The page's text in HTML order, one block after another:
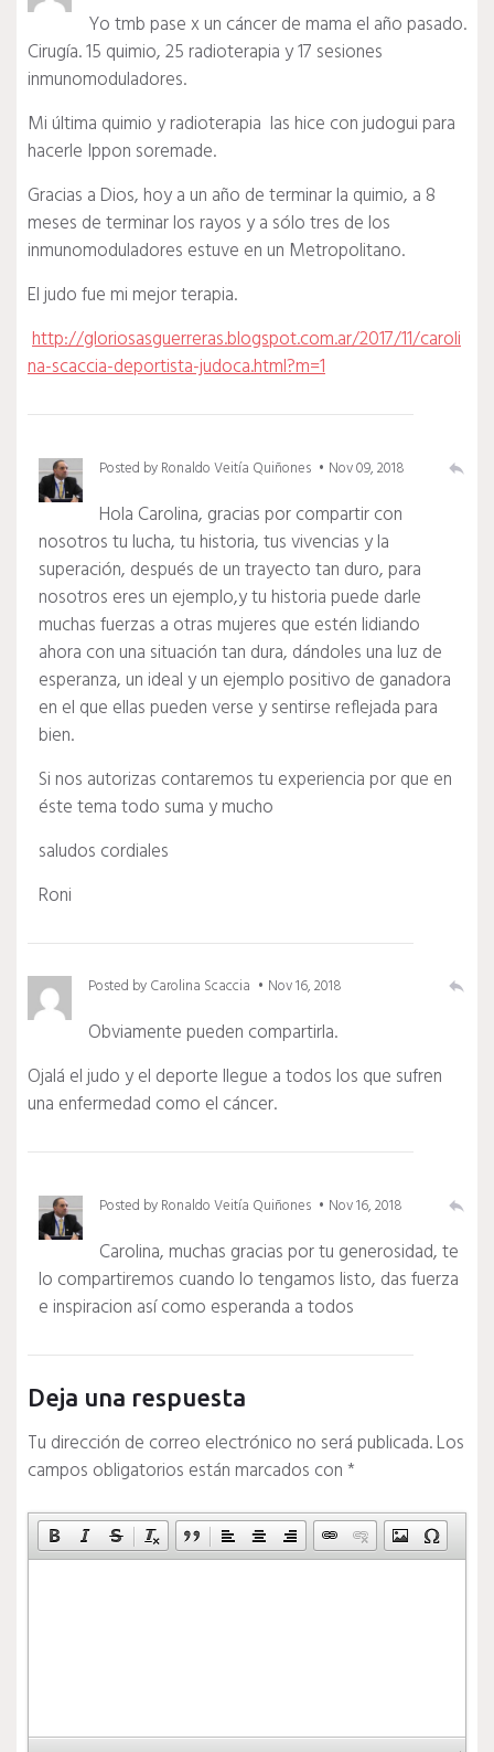
Yo tmb pase x un cáncer de mama el año pasado.
Cirugía. 15 quimio, 25 radioterapia y 17 sesiones
inmunomoduladores.
Mi última quimio y radioterapia las hice con judogui para
hacerle Ippon soremade.
Gracias a Dios, hoy a un año de terminar la quimio, a 8
meses de terminar los rayos y a sólo tres de los
inmunomoduladores estuve en un Metropolitano.
El judo fue mi mejor terapia.
http://gloriosasguerreras.blogspot.com.ar/2017/11/caroli
na-scaccia-deportista-judoca.html?m=1
Posted byRonaldo Veitía Quiñones Nov 09, 2018
Hola Carolina, gracias por compartir con
nosotros tu lucha, tu historia, tus vivencias y la
superación, después de un trayecto tan duro, para
nosotros eres un ejemplo,y tu historia puede darle
muchas fuerzas a otras mujeres que estén lidiando
ahora con una situación tan dura, dándoles una luz de
esperanza, un ideal y un ejemplo positivo de ganadora
en el que ellas pueden verse y sentirse reflejada para
bien.
Si nos autorizas contaremos tu experiencia por que en
éste tema todo suma y mucho
saludos cordiales
Roni
reply
Posted byCarolina Scaccia Nov 16, 2018
Obviamente pueden compartirla.
Ojalá el judo y el deporte llegue a todos los que sufren
una enfermedad como el cáncer.
reply
Posted byRonaldo Veitía Quiñones Nov 16, 2018
Carolina, muchas gracias por tu generosidad, te
lo compartiremos cuando lo tengamos listo, das fuerza
e inspiracion así como esperanda a todos
reply
Deja una respuesta
Tu dirección de correo electrónico no será publicada.Los
campos obligatorios están marcados con*